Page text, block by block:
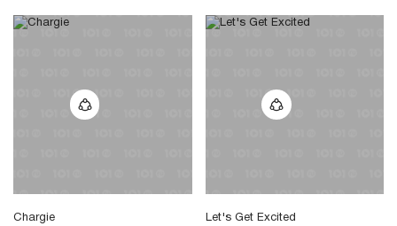
Chargie
Let's Get Excited